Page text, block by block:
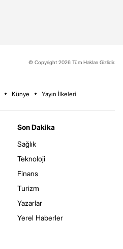
© Copyright 2026 Tüm Hakları Gizlidir.
Künye Yayın İlkeleri
Son Dakika
Sağlık
Teknoloji
Finans
Turizm
Yazarlar
Yerel Haberler